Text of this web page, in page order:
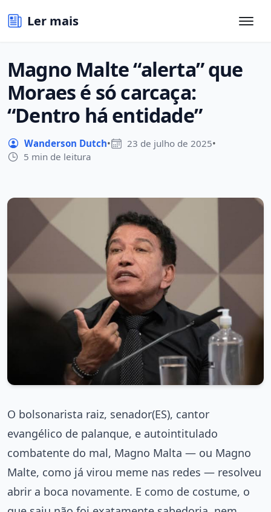
Ler mais
Magno Malte “alerta” que
Moraes é só carcaça:
“Dentro há entidade”
Wanderson Dutch• 23 de julho de 2025•
5 min de leitura
O bolsonarista raiz, senador(ES), cantor
evangélico de palanque, e autointitulado
combatente do mal, Magno Malta — ou Magno
Malte, como já virou meme nas redes — resolveu
abrir a boca novamente. E como de costume, o